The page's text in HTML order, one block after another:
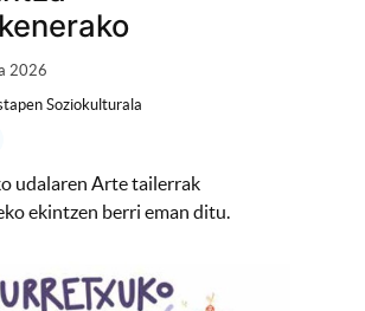
2026
Soziokulturala
udalaren Arte tailerrak
ekintzen berri eman ditu.